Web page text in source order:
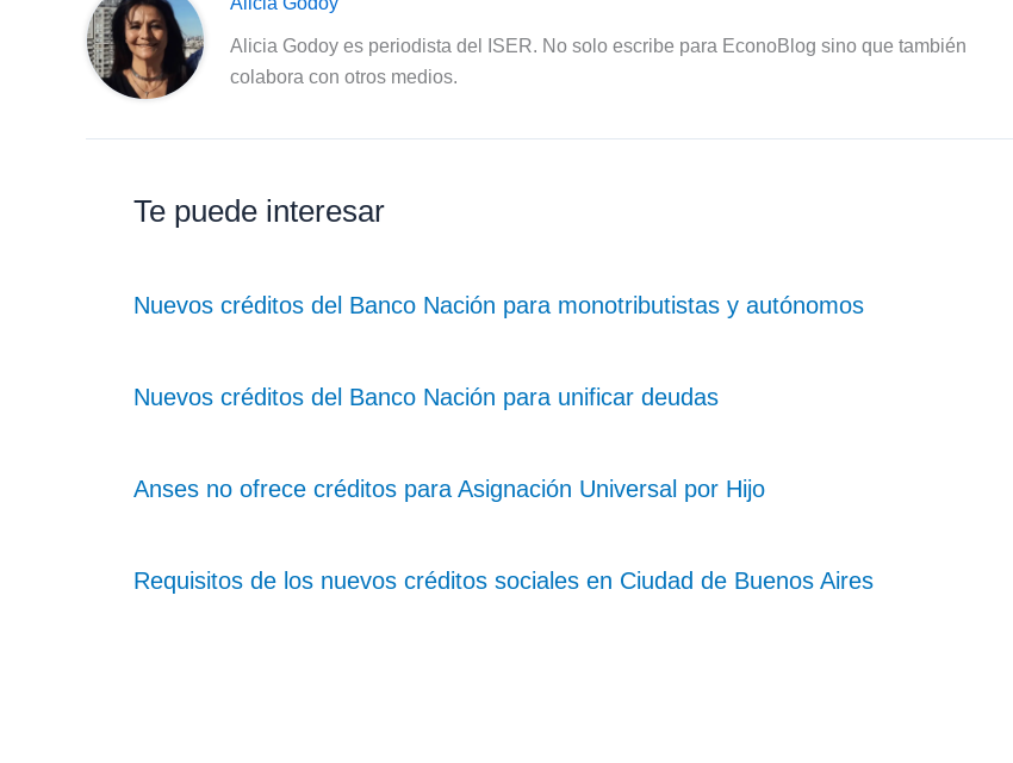
Alicia Godoy es periodista del ISER. No solo escribe para EconoBlog sino que también
colabora con otros medios.
Te puede interesar
Nuevos créditos del Banco Nación para monotributistas y autónomos
Nuevos créditos del Banco Nación para unificar deudas
Anses no ofrece créditos para Asignación Universal por Hijo
Requisitos de los nuevos créditos sociales en Ciudad de Buenos Aires